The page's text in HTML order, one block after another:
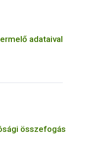
adataival
összefogás